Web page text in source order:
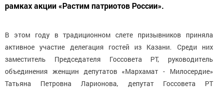
рамках акции «Растим патриотов России».
В этом году в традиционном слете призывников приняла
активное участие делегация гостей из Казани. Среди них
заместитель Председателя Госсовета РТ, руководитель
объединения женщин депутатов «Мархамат - Милосердие»
Татьяна Петровна Ларионова, депутат Госсовета РТ